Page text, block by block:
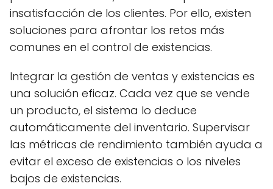
insatisfacción de los clientes. Por ello, existen
soluciones para afrontar los retos más
comunes en el control de existencias.
Integrar la gestión de ventas y existencias es
una solución eficaz. Cada vez que se vende
un producto, el sistema lo deduce
automáticamente del inventario. Supervisar
las métricas de rendimiento también ayuda a
evitar el exceso de existencias o los niveles
bajos de existencias.